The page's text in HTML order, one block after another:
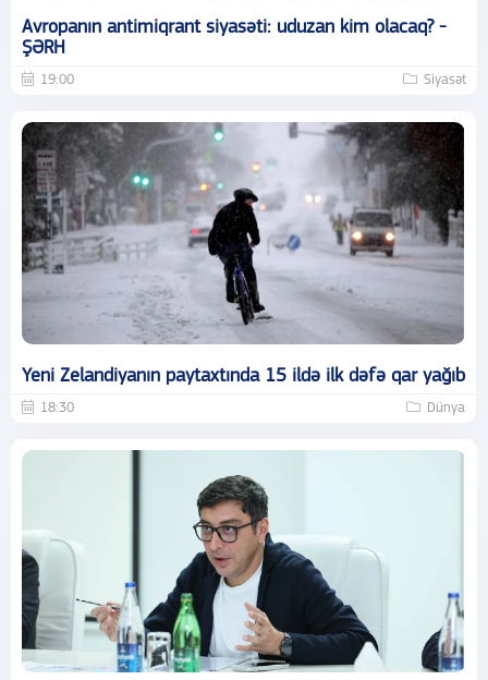
Avropanın antimiqrant siyasəti: uduzan kim olacaq? -
ŞƏRH
19:00 Siyasət
Yeni Zelandiyanın paytaxtında 15 ildə ilk dəfə qar yağıb
18:30 Dünya